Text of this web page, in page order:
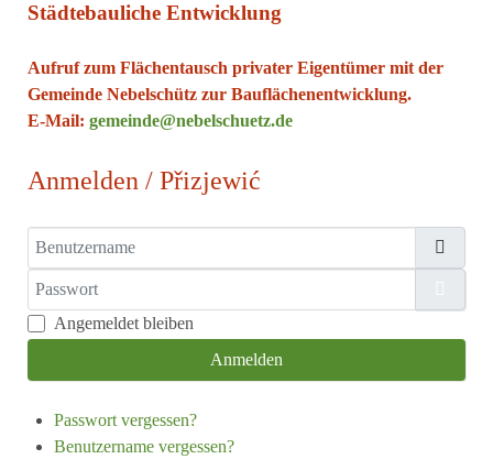
Städtebauliche Entwicklung
Aufruf zum Flächentausch privater Eigentümer mit der
Gemeinde Nebelschütz zur Bauflächenentwicklung.
E-Mail: gemeinde@nebelschuetz.de
Anmelden / Přizjewić
Benutzername
Passwort
Angemeldet bleiben
Anmelden
Passwort vergessen?
Benutzername vergessen?